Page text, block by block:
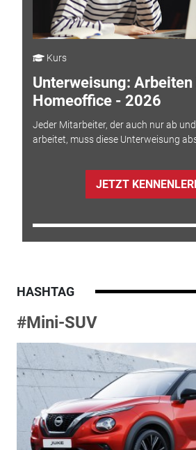
Kurs
Unterweisung: Arbeiten
Homeoffice - 2026
Jeder Mitarbeiter, der auch nur ab
arbeitet, muss diese Unterweisung
JETZT
HASHTAG
#Mini-SUV